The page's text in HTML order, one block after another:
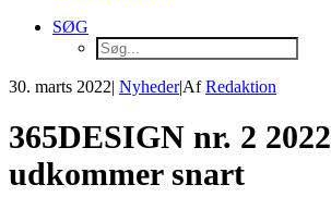
SØG
30. marts 2022| Nyheder|AfRedaktion
365DESIGN nr. 2 2022
udkommer snart